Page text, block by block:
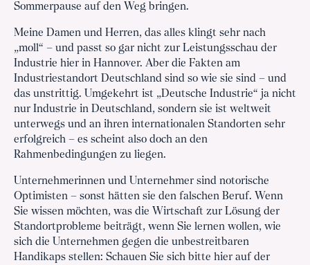
Sommerpause auf den Weg bringen.
Meine Damen und Herren, das alles klingt sehr nach
„moll“ – und passt so gar nicht zur Leistungsschau der
Industrie hier in Hannover. Aber die Fakten am
Industriestandort Deutschland sind so wie sie sind – und
das unstrittig. Umgekehrt ist „Deutsche Industrie“ ja nicht
nur Industrie in Deutschland, sondern sie ist weltweit
unterwegs und an ihren internationalen Standorten sehr
erfolgreich – es scheint also doch an den
Rahmenbedingungen zu liegen.
Unternehmerinnen und Unternehmer sind notorische
Optimisten – sonst hätten sie den falschen Beruf. Wenn
Sie wissen möchten, was die Wirtschaft zur Lö­sung der
Standortprobleme beiträgt, wenn Sie lernen wollen, wie
sich die Unternehmen gegen die unbe­streitbaren
Handikaps stellen: Schauen Sie sich bitte hier auf der